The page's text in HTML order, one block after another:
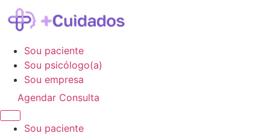
Sou paciente
Sou psicólogo(a)
Sou empresa
Agendar Consulta
Sou paciente